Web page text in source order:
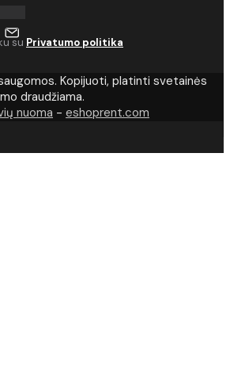
su Privatumo politika
Kopijuoti, platinti svetainės
draudžiama.
nuoma - eshoprent.com